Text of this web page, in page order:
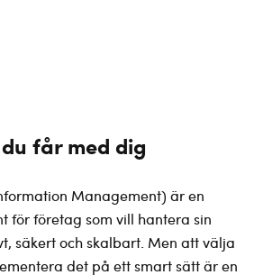
får med dig
Management) är en
för företag som vill hantera sin
säkert och skalbart. Men att välja
det på ett smart sätt är en